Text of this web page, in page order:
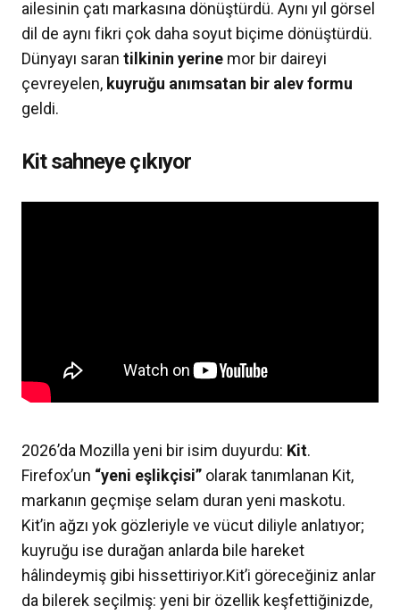
ailesinin çatı markasına dönüştürdü. Aynı yıl görsel
dil de aynı fikri çok daha soyut biçime dönüştürdü.
Dünyayı saran tilkinin yerine mor bir daireyi
çevreyelen, kuyruğu anımsatan bir alev formu
geldi.
Kit sahneye çıkıyor
2026’da Mozilla yeni bir isim duyurdu: Kit.
Firefox’un “yeni eşlikçisi” olarak tanımlanan Kit,
markanın geçmişe selam duran yeni maskotu.
Kit’in ağzı yok gözleriyle ve vücut diliyle anlatıyor;
kuyruğu ise durağan anlarda bile hareket
hâlindeymiş gibi hissettiriyor.Kit’i göreceğiniz anlar
da bilerek seçilmiş: yeni bir özellik keşfettiğinizde,